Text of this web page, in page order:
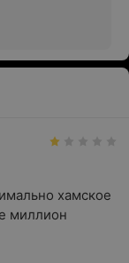
хамское
миллион